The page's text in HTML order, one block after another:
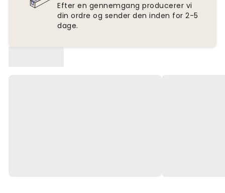
Efter en gennemgang producerer vi
din ordre og sender den inden for 2-5
dage.